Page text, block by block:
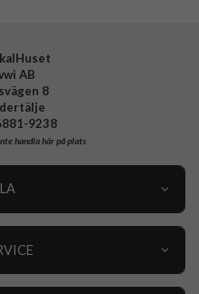
AB
8
9238
handla här på plats